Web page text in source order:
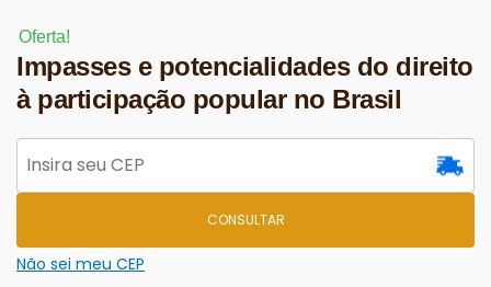
Oferta!
Impasses e potencialidades do direito
à participação popular no Brasil
CONSULTAR
Não sei meu CEP